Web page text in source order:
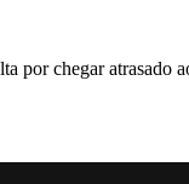
por chegar